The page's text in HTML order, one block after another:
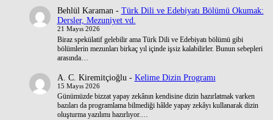
Behlül Karaman- Türk Dili ve Edebiyatı Bölümü Okumak:
Dersler, Mezuniyet vd.
21 Mayıs 2026
Biraz spekülatif gelebilir ama Türk Dili ve Edebiyatı bölümü gibi
bölümlerin mezunları birkaç yıl içinde işsiz kalabilirler. Bunun sebepleri
arasında…
A. C. Kiremitçioğlu - Kelime Dizin Programı
15 Mayıs 2026
Günümüzde bizzat yapay zekânın kendisine dizin hazırlatmak varken
bazıları da programlama bilmediği hâlde yapay zekâyı kullanarak dizin
oluşturma yazılımı hazırlıyor.…